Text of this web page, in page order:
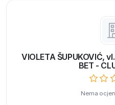
VIOLETA ŠUPUKOVIĆ,
BET -
Nema